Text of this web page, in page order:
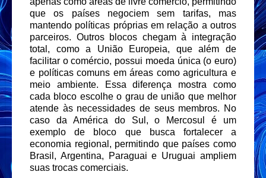
que os países negociem sem tarifas, mas
mantendo políticas próprias em relação a outros
parceiros. Outros blocos chegam à integração
total, como a União Europeia, que além de
facilitar o comércio, possui moeda única (o euro)
e políticas comuns em áreas como agricultura e
meio ambiente. Essa diferença mostra como
cada bloco escolhe o grau de união que melhor
atende às necessidades de seus membros. No
caso da América do Sul, o Mercosul é um
exemplo de bloco que busca fortalecer a
economia regional, permitindo que países como
Brasil, Argentina, Paraguai e Uruguai ampliem
suas trocas comerciais.